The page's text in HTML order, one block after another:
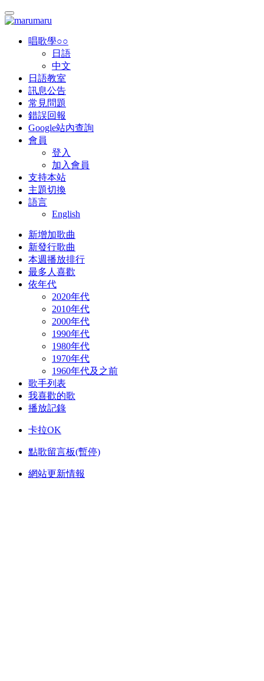
唱歌學○○
日語
中文
日語教室
訊息公告
常見問題
錯誤回報
Google站內查詢
會員
登入
加入會員
支持本站
主題切換
語言
English
新增加歌曲
新發行歌曲
本週播放排行
最多人喜歡
依年代
2020年代
2010年代
2000年代
1990年代
1980年代
1970年代
1960年代及之前
歌手列表
我喜歡的歌
播放記錄
卡拉OK
點歌留言板(暫停)
網站更新情報